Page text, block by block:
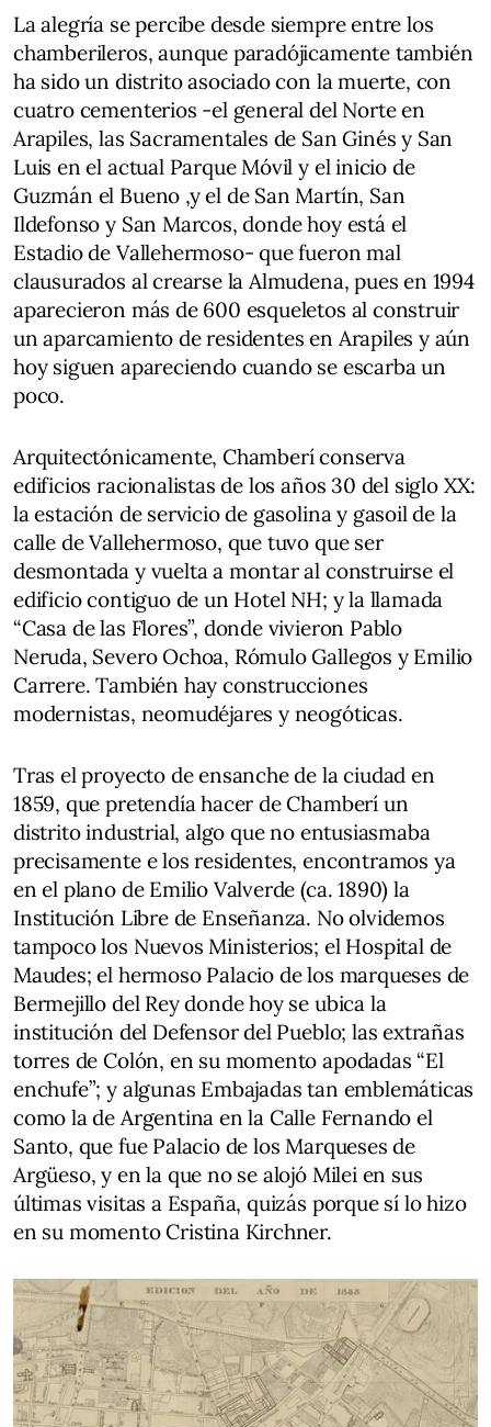
La alegría se percibe desde siempre entre los
chamberileros, aunque paradójicamente también
ha sido un distrito asociado con la muerte, con
cuatro cementerios -el general del Norte en
Arapiles, las Sacramentales de San Ginés y San
Luis en el actual Parque Móvil y el inicio de
Guzmán el Bueno ,y el de San Martín, San
Ildefonso y San Marcos, donde hoy está el
Estadio de Vallehermoso- que fueron mal
clausurados al crearse la Almudena, pues en 1994
aparecieron más de 600 esqueletos al construir
un aparcamiento de residentes en Arapiles y aún
hoy siguen apareciendo cuando se escarba un
poco.
Arquitectónicamente, Chamberí conserva
edificios racionalistas de los años 30 del siglo XX:
la estación de servicio de gasolina y gasoil de la
calle de Vallehermoso, que tuvo que ser
desmontada y vuelta a montar al construirse el
edificio contiguo de un Hotel NH; y la llamada
“Casa de las Flores”, donde vivieron Pablo
Neruda, Severo Ochoa, Rómulo Gallegos y Emilio
Carrere. También hay construcciones
modernistas, neomudéjares y neogóticas.
Tras el proyecto de ensanche de la ciudad en
1859, que pretendía hacer de Chamberí un
distrito industrial, algo que no entusiasmaba
precisamente e los residentes, encontramos ya
en el plano de Emilio Valverde (ca. 1890) la
Institución Libre de Enseñanza. No olvidemos
tampoco los Nuevos Ministerios; el Hospital de
Maudes; el hermoso Palacio de los marqueses de
Bermejillo del Rey donde hoy se ubica la
institución del Defensor del Pueblo; las extrañas
torres de Colón, en su momento apodadas “El
enchufe”; y algunas Embajadas tan emblemáticas
como la de Argentina en la Calle Fernando el
Santo, que fue Palacio de los Marqueses de
Argüeso, y en la que no se alojó Milei en sus
últimas visitas a España, quizás porque sí lo hizo
en su momento Cristina Kirchner.